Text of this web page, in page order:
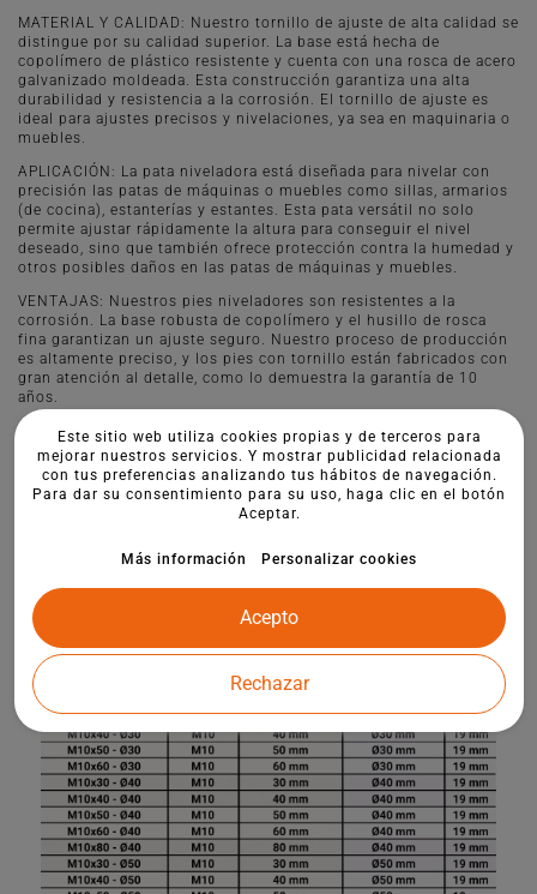
MATERIAL Y CALIDAD: Nuestro tornillo de ajuste de alta calidad se
distingue por su calidad superior. La base está hecha de
copolímero de plástico resistente y cuenta con una rosca de acero
galvanizado moldeada. Esta construcción garantiza una alta
durabilidad y resistencia a la corrosión. El tornillo de ajuste es
ideal para ajustes precisos y nivelaciones, ya sea en maquinaria o
muebles.
APLICACIÓN: La pata niveladora está diseñada para nivelar con
precisión las patas de máquinas o muebles como sillas, armarios
(de cocina), estanterías y estantes. Esta pata versátil no solo
permite ajustar rápidamente la altura para conseguir el nivel
deseado, sino que también ofrece protección contra la humedad y
otros posibles daños en las patas de máquinas y muebles.
VENTAJAS: Nuestros pies niveladores son resistentes a la
corrosión. La base robusta de copolímero y el husillo de rosca
fina garantizan un ajuste seguro. Nuestro proceso de producción
es altamente preciso, y los pies con tornillo están fabricados con
gran atención al detalle, como lo demuestra la garantía de 10
años.
Este sitio web utiliza cookies propias y de terceros para
mejorar nuestros servicios. Y mostrar publicidad relacionada
con tus preferencias analizando tus hábitos de navegación.
Para dar su consentimiento para su uso, haga clic en el botón
Aceptar.
Más información Personalizar cookies
Rechazar
Acepto